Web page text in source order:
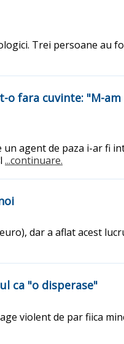
Trei persoane au
o fara cuvinte: "M-
agent de paza i-ar fi
...continuare.
dar a aflat acest
ca "o disperase"
violent de par fiica